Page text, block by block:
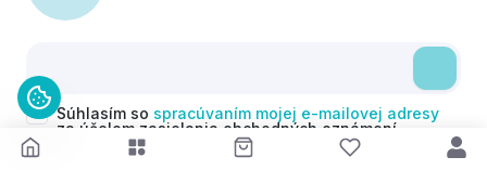
Súhlasím so spracúvaním mojej e-mailovej adresy
za účelom zasielania obchodných oznámení
(newsletterov) v súlade s čl. 6 ods. 1 písm. a)
Nariadenia GDPR. Svoj súhlas môžem kedykoľvek